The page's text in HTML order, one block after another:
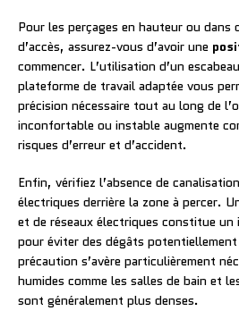
Pour les perçages en hauteur ou dans
d’accès, assurez-vous d’avoir une
commencer. L’utilisation d’un
plateforme de travail adaptée vous
précision nécessaire tout au long de
inconfortable ou instable augmente
risques d’erreur et d’accident.
Enfin, vérifiez l’absence de
électriques derrière la zone à percer.
et de réseaux électriques constitue un
pour éviter des dégâts
précaution s’avère particulièrement
humides comme les salles de bain et
sont généralement plus denses.